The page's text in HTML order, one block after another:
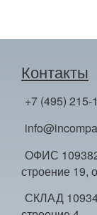
Контакты
+7 (495) 215-
ОФИС 109382
строение 19,
СКЛАД